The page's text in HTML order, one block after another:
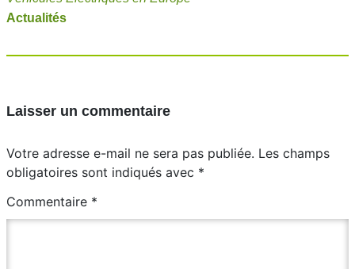
Actualités
Laisser un commentaire
Votre adresse e-mail ne sera pas publiée. Les champs
obligatoires sont indiqués avec *
Commentaire *